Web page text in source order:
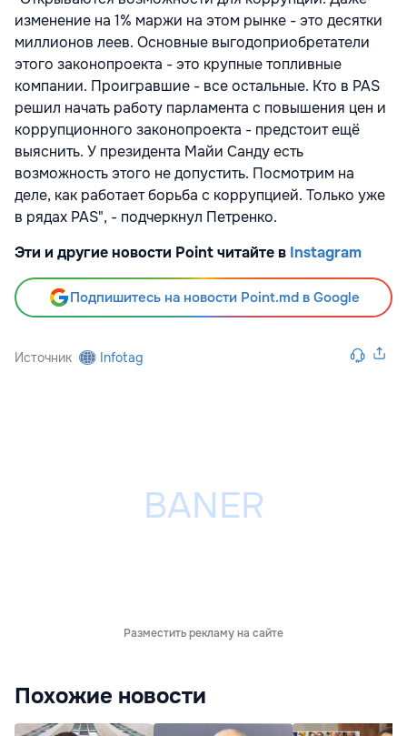
изменение на 1% маржи на этом рынке - это десятки
миллионов леев. Основные выгодоприобретатели
этого законопроекта - это крупные топливные
компании. Проигравшие - все остальные. Кто в PAS
решил начать работу парламента с повышения цен и
коррупционного законопроекта - предстоит ещё
выяснить. У президента Майи Санду есть
возможность этого не допустить. Посмотрим на
деле, как работает борьба с коррупцией. Только уже
в рядах PAS", - подчеркнул Петренко.
Эти и другие новости Point читайте в Instagram
Подпишитесь на новости Point.md в Google
Источник Infotag
Разместить рекламу на сайте
Похожие новости